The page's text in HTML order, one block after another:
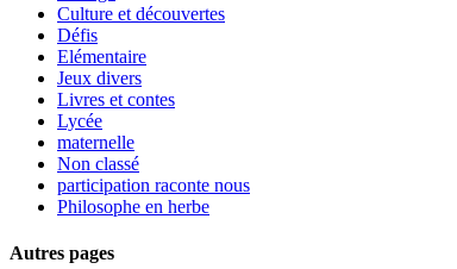
Culture et découvertes
Défis
Elémentaire
Jeux divers
Livres et contes
Lycée
maternelle
Non classé
participation raconte nous
Philosophe en herbe
Autres pages